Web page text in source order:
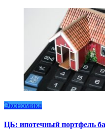
Экономика
ЦБ: ипотечный портфель